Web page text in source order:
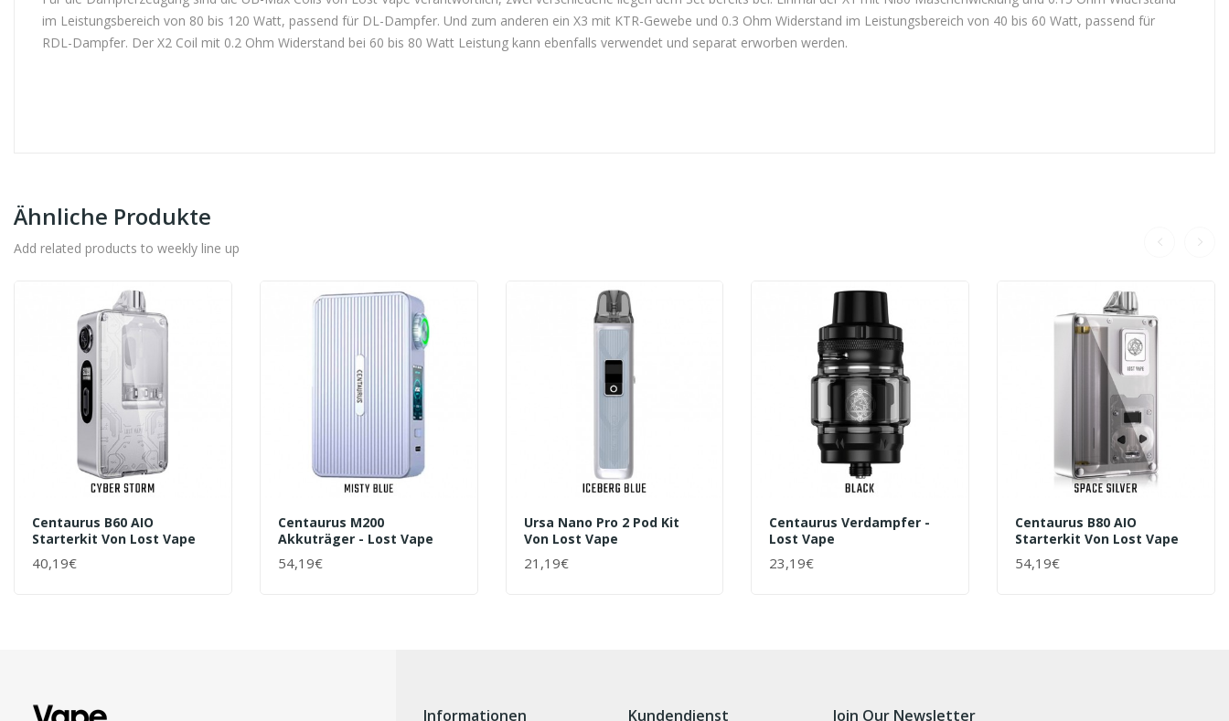
im Leistungsbereich von 80 bis 120 Watt, passend für DL-Dampfer. Und zum anderen ein X3 mit KTR-Gewebe und 0.3 Ohm Widerstand im Leistungsbereich von 40 bis 60 Watt, passend für
RDL-Dampfer. Der X2 Coil mit 0.2 Ohm Widerstand bei 60 bis 80 Watt Leistung kann ebenfalls verwendet und separat erworben werden.
Ähnliche Produkte
Add related products to weekly line up
Centaurus B60 AIO
Starterkit Von Lost Vape
40,19€
+ WARENKORB
Centaurus M200
Akkuträger - Lost Vape
54,19€
+ WARENKORB
Ursa Nano Pro 2 Pod Kit
Von Lost Vape
21,19€
+ WARENKORB
Centaurus Verdampfer -
Lost Vape
23,19€
+ WARENKORB
Centaurus B80 AIO
Starterkit Von Lost Vape
54,19€
+ WARENKORB
Informationen Kundendienst Join Our Newsletter